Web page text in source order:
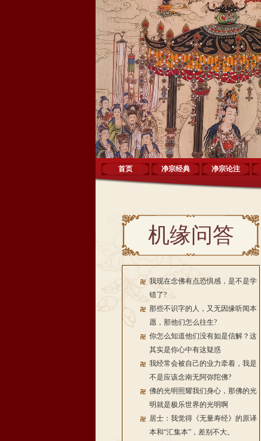
首页 净宗经典 净宗论注
机缘问答
我现在念佛有点恐惧感，是不是学
错了?
那些不识字的人，又无因缘听闻本
愿，那他们怎么往生?
你怎么知道他们没有如是信解？这
其实是你心中有这疑惑
我经常会被自己的业力牵着，我是
不是应该念南无阿弥陀佛?
佛的光明照耀我们身心，那佛的光
明就是极乐世界的光明啊
居士：我觉得《无量寿经》的原译
本和“汇集本”，差别不大。